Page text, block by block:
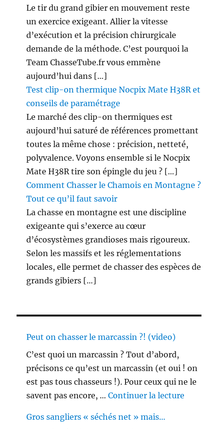
Le tir du grand gibier en mouvement reste
un exercice exigeant. Allier la vitesse
d’exécution et la précision chirurgicale
demande de la méthode. C’est pourquoi la
Team ChasseTube.fr vous emmène
aujourd’hui dans […]
Test clip-on thermique Nocpix Mate H38R et
conseils de paramétrage
Le marché des clip-on thermiques est
aujourd’hui saturé de références promettant
toutes la même chose : précision, netteté,
polyvalence. Voyons ensemble si le Nocpix
Mate H38R tire son épingle du jeu ? […]
Comment Chasser le Chamois en Montagne ?
Tout ce qu’il faut savoir
La chasse en montagne est une discipline
exigeante qui s’exerce au cœur
d’écosystèmes grandioses mais rigoureux.
Selon les massifs et les réglementations
locales, elle permet de chasser des espèces de
grands gibiers […]
Peut on chasser le marcassin ?! (video)
C’est quoi un marcassin ? Tout d’abord,
précisons ce qu’est un marcassin (et oui ! on
est pas tous chasseurs !). Pour ceux qui ne le
savent pas encore, …Continuer la lecture
Gros sangliers « séchés net » mais…